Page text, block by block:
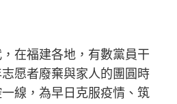
福建各地，有數黨員干
愿者廢棄與家人的團圓時
線，為早日克服疫情、筑